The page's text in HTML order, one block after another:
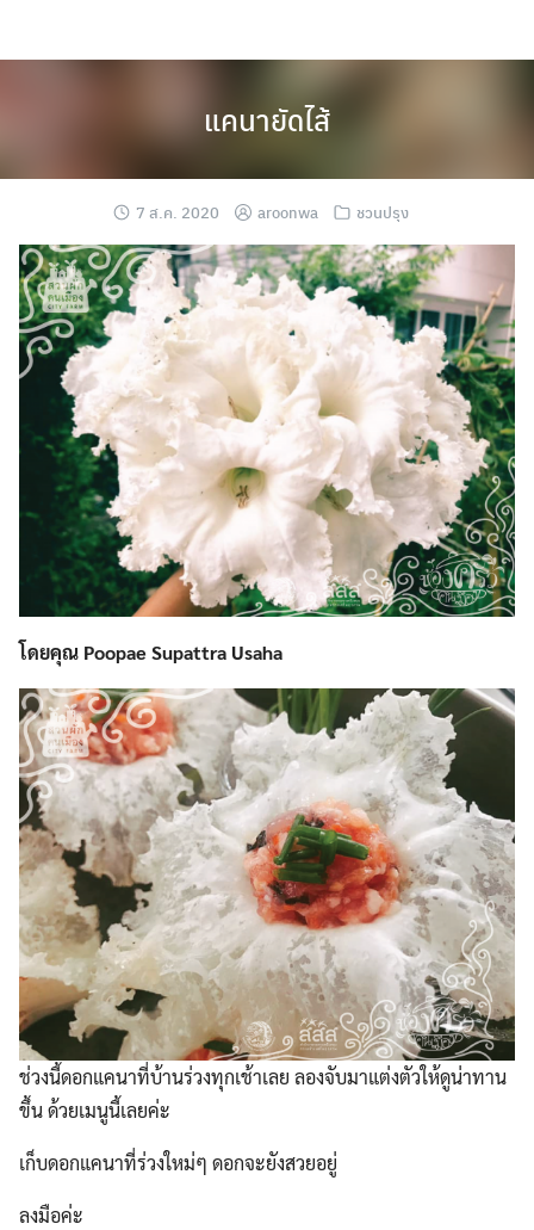
แคนายัดไส้
7 ส.ค. 2020 aroonwa ชวนปรุง
โดยคุณ Poopae Supattra Usaha
ช่วงนี้ดอกแคนาที่บ้านร่วงทุกเช้าเลย ลองจับมาแต่งตัวให้ดูน่าทาน
ขึ้น ด้วยเมนูนี้เลยค่ะ
เก็บดอกแคนาที่ร่วงใหม่ๆ ดอกจะยังสวยอยู่
ลงมือค่ะ